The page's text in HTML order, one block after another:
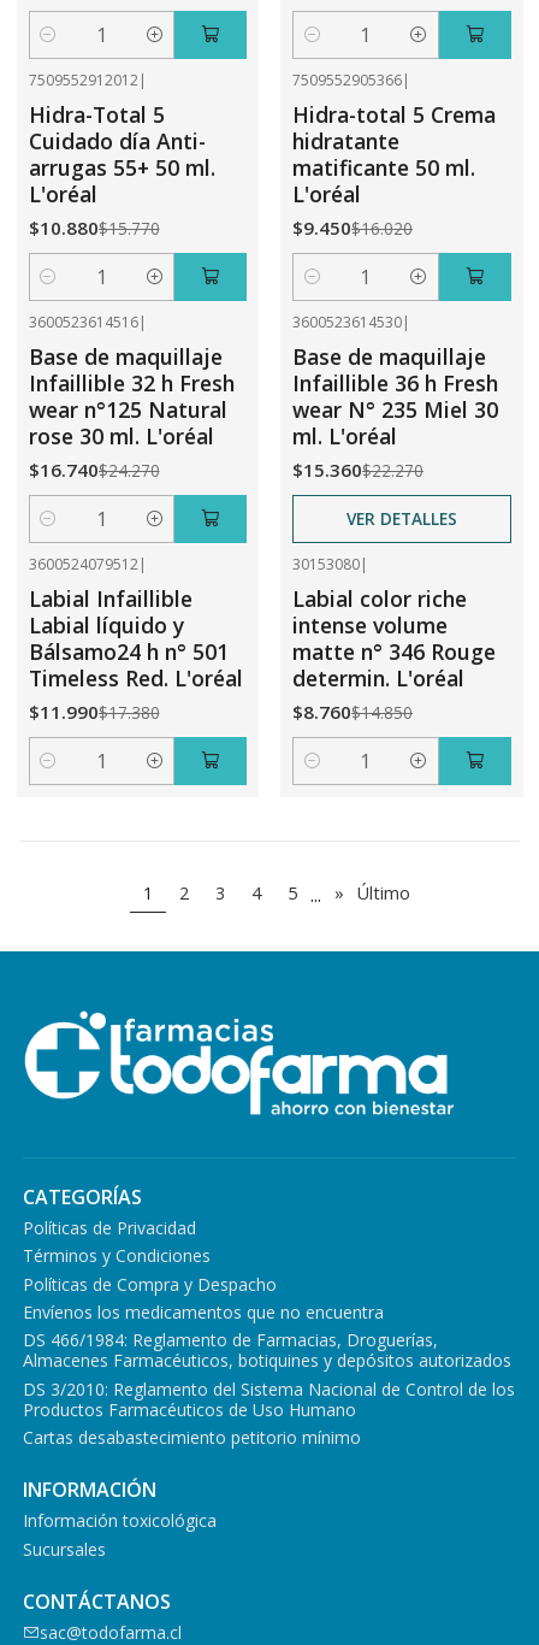
Cantidad Cantidad
7509552912012|
Hidra-Total 5
Cuidado día Anti-
arrugas 55+ 50 ml.
L'oréal
$10.880$15.770
Cantidad
7509552905366|
Hidra-total 5 Crema
hidratante
matificante 50 ml.
L'oréal
$9.450$16.020
Cantidad
3600523614516|
Base de maquillaje
Infaillible 32 h Fresh
wear n°125 Natural
rose 30 ml. L'oréal
$16.740$24.270
Cantidad
No disponible
3600523614530|
Base de maquillaje
Infaillible 36 h Fresh
wear N° 235 Miel 30
ml. L'oréal
$15.360$22.270
VER DETALLES
3600524079512|
Labial Infaillible
Labial líquido y
Bálsamo24 h n° 501
Timeless Red. L'oréal
$11.990$17.380
Cantidad
30153080|
Labial color riche
intense volume
matte n° 346 Rouge
determin. L'oréal
$8.760$14.850
Cantidad
1 2 3 4 5 ... » Último
CATEGORÍAS
Políticas de Privacidad
Términos y Condiciones
Políticas de Compra y Despacho
Envíenos los medicamentos que no encuentra
DS 466/1984: Reglamento de Farmacias, Droguerías,
Almacenes Farmacéuticos, botiquines y depósitos autorizados
DS 3/2010: Reglamento del Sistema Nacional de Control de los
Productos Farmacéuticos de Uso Humano
Cartas desabastecimiento petitorio mínimo
INFORMACIÓN
Información toxicológica
Sucursales
CONTÁCTANOS
sac@todofarma.cl